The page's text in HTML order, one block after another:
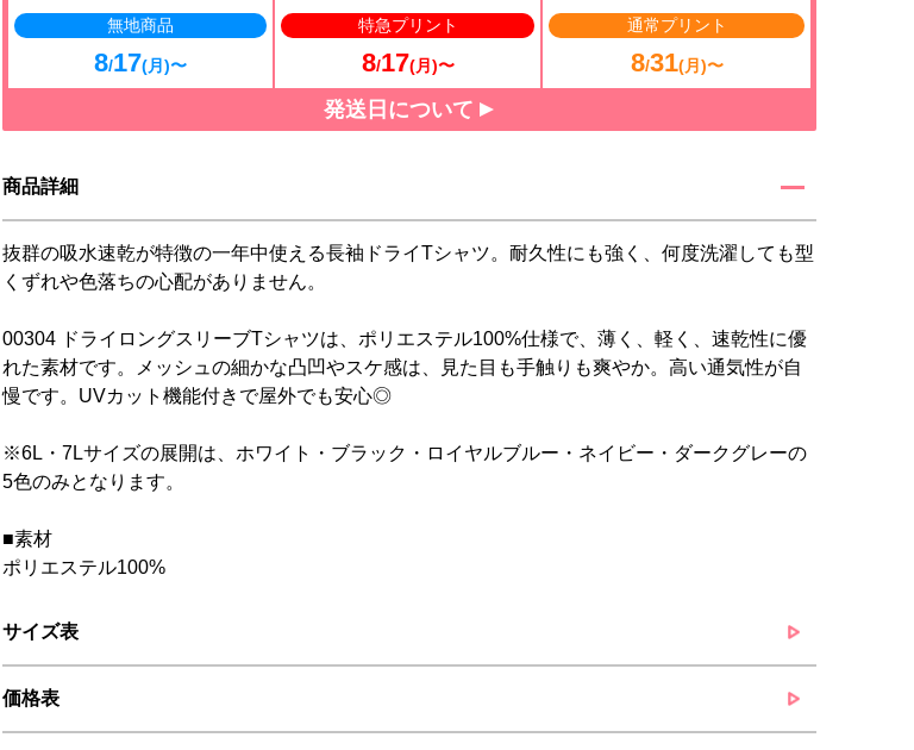
無地商品
8/17(月)〜
特急プリント
8/17(月)〜
通常プリント
8/31(月)〜
発送日について
商品詳細
抜群の吸水速乾が特徴の一年中使える長袖ドライTシャツ。耐久性にも強く、何度洗濯しても型
くずれや色落ちの心配がありません。
00304 ドライロングスリーブTシャツは、ポリエステル100%仕様で、薄く、軽く、速乾性に優
れた素材です。メッシュの細かな凸凹やスケ感は、見た目も手触りも爽やか。高い通気性が自
慢です。UVカット機能付きで屋外でも安心◎
※6L・7Lサイズの展開は、ホワイト・ブラック・ロイヤルブルー・ネイビー・ダークグレーの
5色のみとなります。
■素材
ポリエステル100%
サイズ表
価格表